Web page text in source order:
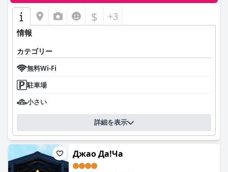
$ +3
情報
カテゴリー
無料Wi-Fi
駐車場
小さい
詳細を表示
Джао Да!Ча